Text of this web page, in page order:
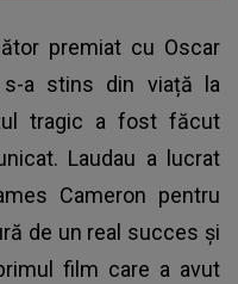
premiat cu Oscar
s-a stins din viață la
tragic a fost făcut
Laudau a lucrat
Cameron pentru
de un real succes și
film care a avut